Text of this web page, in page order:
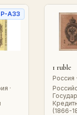
P-A33
·
1 ruble
Россия
(1866-